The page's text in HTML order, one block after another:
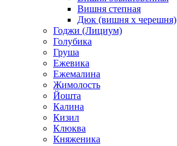
Вишня степная
Дюк (вишня х черешня)
Годжи (Лициум)
Голубика
Груша
Ежевика
Ежемалина
Жимолость
Йошта
Калина
Кизил
Клюква
Княженика